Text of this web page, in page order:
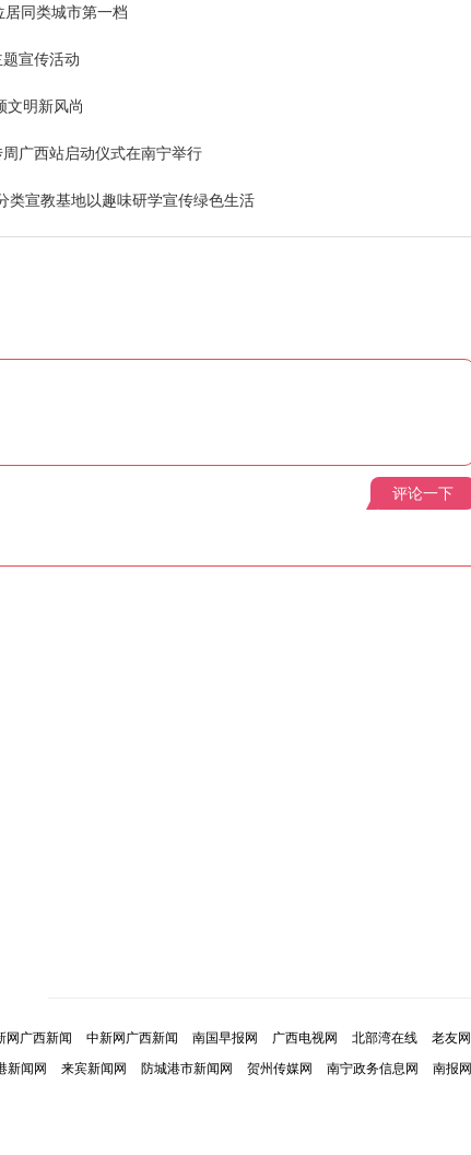
同类城市第一档
宣传活动
文明新风尚
广西站启动仪式在南宁举行
类宣教基地以趣味研学宣传绿色生活
评论一下
网广西新闻 中新网广西新闻 南国早报网 广西电视网 北部湾在线 老友网
新闻网 来宾新闻网 防城港市新闻网 贺州传媒网 南宁政务信息网 南报网